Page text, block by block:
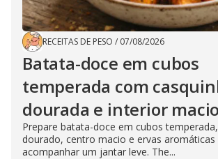
RECEITAS DE PESO / 07/08/2026
Batata-doce em cubos
temperada com
dourada e interior macio
Prepare batata-doce em cubos
dourado, centro macio e ervas aromáticas
acompanhar um jantar leve. The...